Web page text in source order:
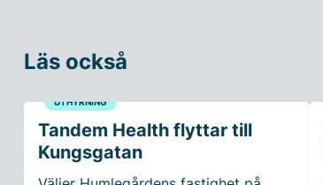
Läs också
UTHYRNING
Tandem Health flyttar till
Kungsgatan